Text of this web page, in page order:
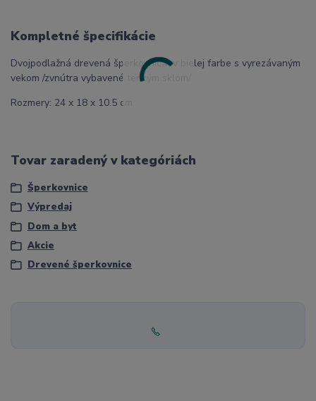
Kompletné špecifikácie
Dvojpodlažná drevená šperkovnica v bielej farbe s vyrezávaným
vekom /zvnútra vybavené tenkým sklom/
Rozmery: 24 x 18 x 10.5 cm
Tovar zaradený v kategóriách
Šperkovnice
Výpredaj
Dom a byt
Akcie
Drevené šperkovnice